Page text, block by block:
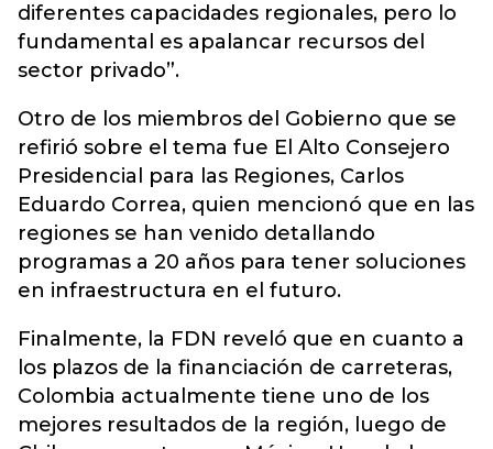
diferentes capacidades regionales, pero lo
fundamental es apalancar recursos del
sector privado”.
Otro de los miembros del Gobierno que se
refirió sobre el tema fue El Alto Consejero
Presidencial para las Regiones, Carlos
Eduardo Correa, quien mencionó que en las
regiones se han venido detallando
programas a 20 años para tener soluciones
en infraestructura en el futuro.
Finalmente, la FDN reveló que en cuanto a
los plazos de la financiación de carreteras,
Colombia actualmente tiene uno de los
mejores resultados de la región, luego de